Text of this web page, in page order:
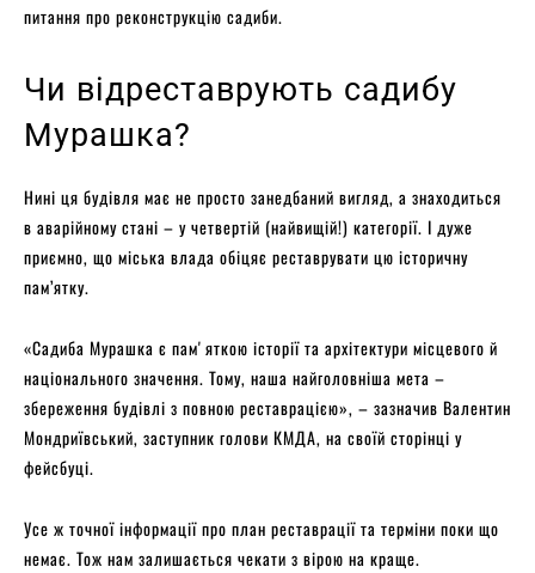
питання про реконструкцію садиби.
Чи відреставрують садибу
Мурашка?
Нині ця будівля має не просто занедбаний вигляд, а знаходиться
в аварійному стані – у четвертій (найвищій!) категорії. І дуже
приємно, що міська влада обіцяє реставрувати цю історичну
пам’ятку.
«Садиба Мурашка є памʼяткою історії та архітектури місцевого й
національного значення. Тому, наша найголовніша мета –
збереження будівлі з повною реставрацією», – зазначив Валентин
Мондриївський, заступник голови КМДА, на своїй сторінці у
фейсбуці.
Усе ж точної інформації про план реставрації та терміни поки що
немає. Тож нам залишається чекати з вірою на краще.